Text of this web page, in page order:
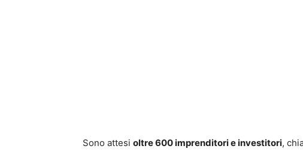
Sono attesi oltre 600 imprenditori e investitori,